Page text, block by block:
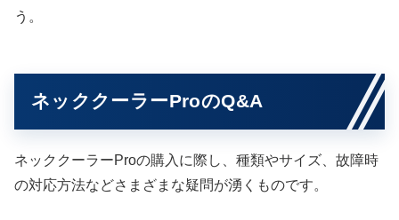
う。
ネッククーラーProのQ&A
ネッククーラーProの購入に際し、種類やサイズ、故障時
の対応方法などさまざまな疑問が湧くものです。